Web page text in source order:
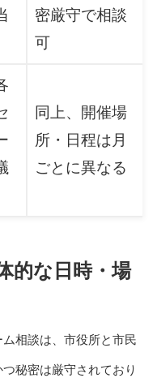
密厳守で相談
可
同上、開催場
所・日程は月
ごとに異なる
的な日時・場
相談は、市役所と市民
秘密は厳守されており